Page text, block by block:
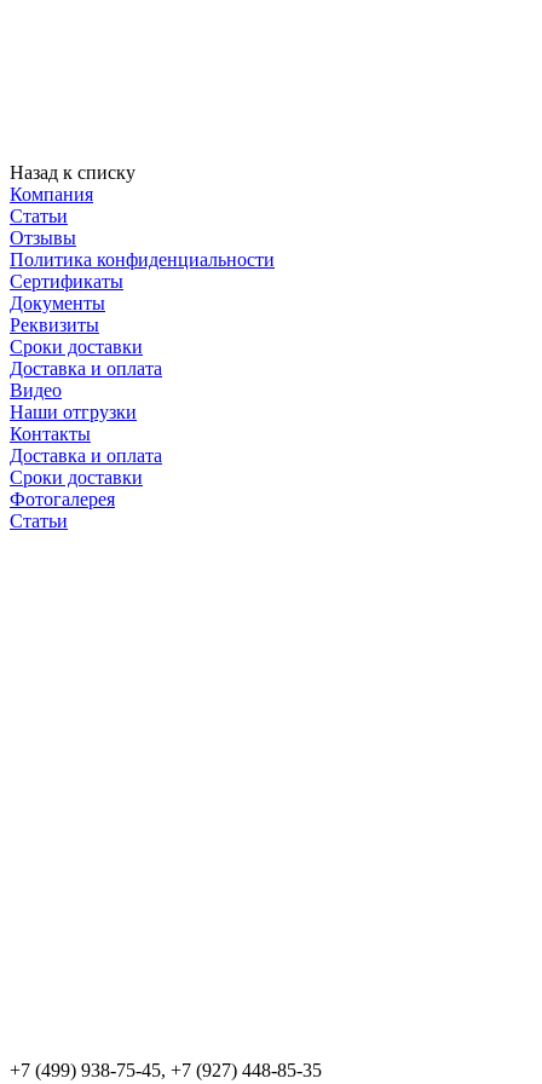
Назад к списку
Компания
Статьи
Отзывы
Политика конфиденциальности
Сертификаты
Документы
Реквизиты
Сроки доставки
Доставка и оплата
Видео
Наши отгрузки
Контакты
Доставка и оплата
Сроки доставки
Фотогалерея
Статьи
+7 (499) 938-75-45, +7 (927) 448-85-35